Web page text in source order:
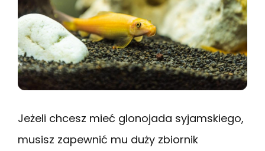
Jeżeli chcesz mieć glonojada syjamskiego,
musisz zapewnić mu duży zbiornik